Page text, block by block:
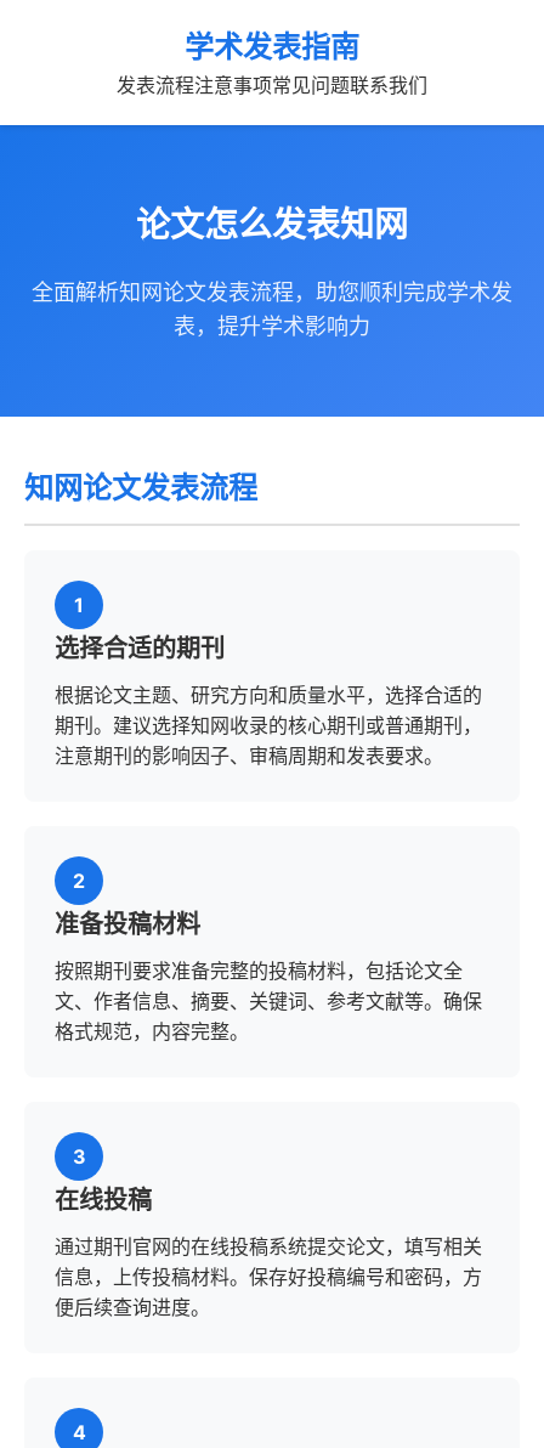
学术发表指南
发表流程注意事项常见问题联系我们
论文怎么发表知网
全面解析知网论文发表流程，助您顺利完成学术发
表，提升学术影响力
知网论文发表流程
1
选择合适的期刊
根据论文主题、研究方向和质量水平，选择合适的
期刊。建议选择知网收录的核心期刊或普通期刊，
注意期刊的影响因子、审稿周期和发表要求。
2
准备投稿材料
按照期刊要求准备完整的投稿材料，包括论文全
文、作者信息、摘要、关键词、参考文献等。确保
格式规范，内容完整。
3
在线投稿
通过期刊官网的在线投稿系统提交论文，填写相关
信息，上传投稿材料。保存好投稿编号和密码，方
便后续查询进度。
4